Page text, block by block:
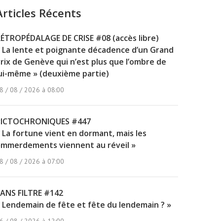
Récents
DE CRISE #08 (accès libre)
La lente et poignante décadence d’un Grand
de Genève qui n’est plus que l’ombre de
même » (deuxième partie)
/ 08 / 2026 à 08:00
#447
La fortune vient en dormant, mais les
viennent au réveil »
/ 08 / 2026 à 07:00
FILTRE #142
Lendemain de fête et fête du lendemain ? »